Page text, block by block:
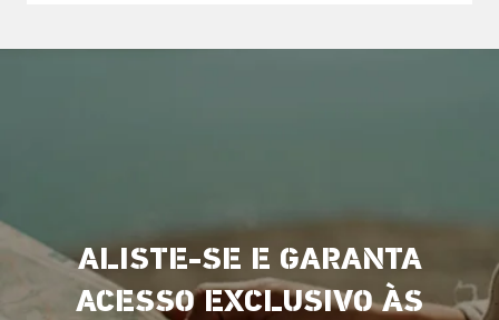
ALISTE-SE E GARANTA
ACESSO EXCLUSIVO ÀS